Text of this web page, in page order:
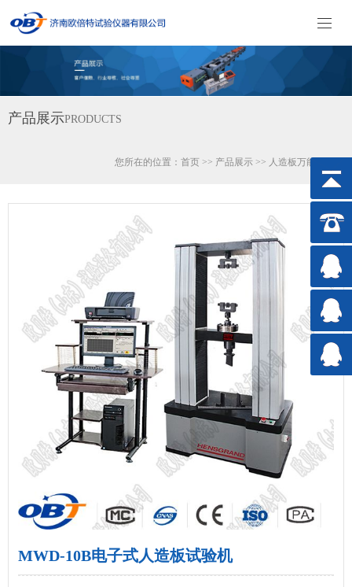
产品展示PRODUCTS
您所在的位置： 首页 >> 产品展示 >> 人造板万能试验机
MWD-10B电子式人造板试验机